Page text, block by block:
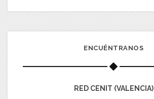
ENCUÉNTRANOS
RED CENIT (VALENCIA)